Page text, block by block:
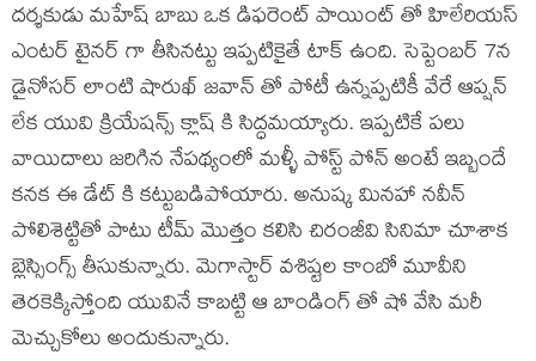
దర్శకుడు మహేష్ బాబు ఒక డిఫరెంట్ పాయింట్ తో హిలేరియస్
ఎంటర్ టైనర్ గా తీసినట్టు ఇప్పటికైతే టాక్ ఉంది. సెప్టెంబర్ 7న
డైనోసర్ లాంటి షారుఖ్ జవాన్ తో పోటీ ఉన్నప్పటికీ వేరే ఆప్షన్
లేక యువి క్రియేషన్స్ క్లాష్ కి సిద్ధమయ్యారు. ఇప్పటికే పలు
వాయిదాలు జరిగిన నేపథ్యంలో మళ్ళీ పోస్ట్ పోన్ అంటే ఇబ్బందే
కనక ఈ డేట్ కి కట్టుబడిపోయారు. అనుష్క మినహా నవీన్
పోలిశెట్టితో పాటు టీమ్ మొత్తం కలిసి చిరంజీవి సినిమా చూశాక
బ్లెస్సింగ్స్ తీసుకున్నారు. మెగాస్టార్ వశిష్టల కాంబో మూవీని
తెరకెక్కిస్తోంది యువినే కాబట్టి ఆ బాండింగ్ తో షో వేసి మరీ
మెచ్చుకోలు అందుకున్నారు.